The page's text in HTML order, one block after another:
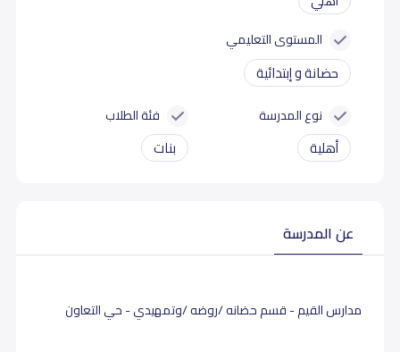
المستوى التعليمي
حضانة و إبتدائية
نوع المدرسة
أهلية
فئة الطلاب
بنات
عن المدرسة
مدارس القيم - قسم حضانه /روضه /وتمهيدي - حي التعاون